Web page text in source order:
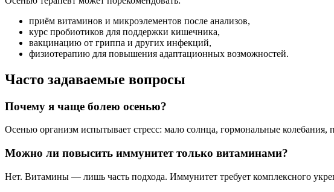
приём витаминов и микроэлементов после анализов,
курс пробиотиков для поддержки кишечника,
вакцинацию от гриппа и других инфекций,
физиотерапию для повышения адаптационных возможностей.
Часто задаваемые вопросы
Почему я чаще болею осенью?
Осенью организм испытывает стресс: мало солнца, гормональные
Можно ли повысить иммунитет только витаминами?
Нет. Витамины — лишь часть подхода. Иммунитет требует комплексного